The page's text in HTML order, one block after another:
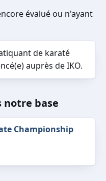
évalué ou n'ayant
de karaté
auprès de IKO.
notre base
Championship